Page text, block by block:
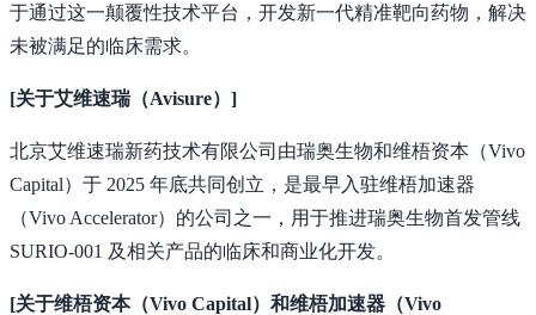
于通过这一颠覆性技术平台，开发新一代精准靶向药物，解决
未被满足的临床需求。
[关于艾维速瑞（Avisure）]
北京艾维速瑞新药技术有限公司由瑞奥生物和维梧资本（Vivo
Capital）于 2025 年底共同创立，是最早入驻维梧加速器
（Vivo Accelerator）的公司之一，用于推进瑞奥生物首发管线
SURIO-001 及相关产品的临床和商业化开发。
[关于维梧资本（Vivo Capital）和维梧加速器（Vivo